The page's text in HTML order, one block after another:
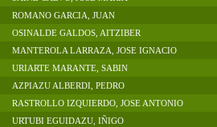
ROMANO GARCIA, JUAN
OSINALDE GALDOS, AITZIBER
MANTEROLA LARRAZA, JOSE IGNACIO
URIARTE MARANTE, SABIN
AZPIAZU ALBERDI, PEDRO
RASTROLLO IZQUIERDO, JOSE ANTONIO
URTUBI EGUIDAZU, IÑIGO